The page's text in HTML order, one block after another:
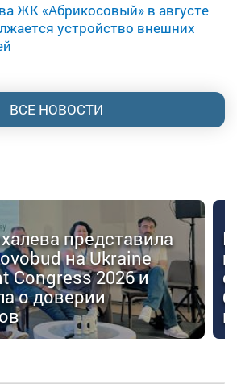
ЖК «Абрикосовый» в августе
устройство внешних
ВСЕ НОВОСТИ
представила
на Ukraine
Congress 2026 и
о доверии